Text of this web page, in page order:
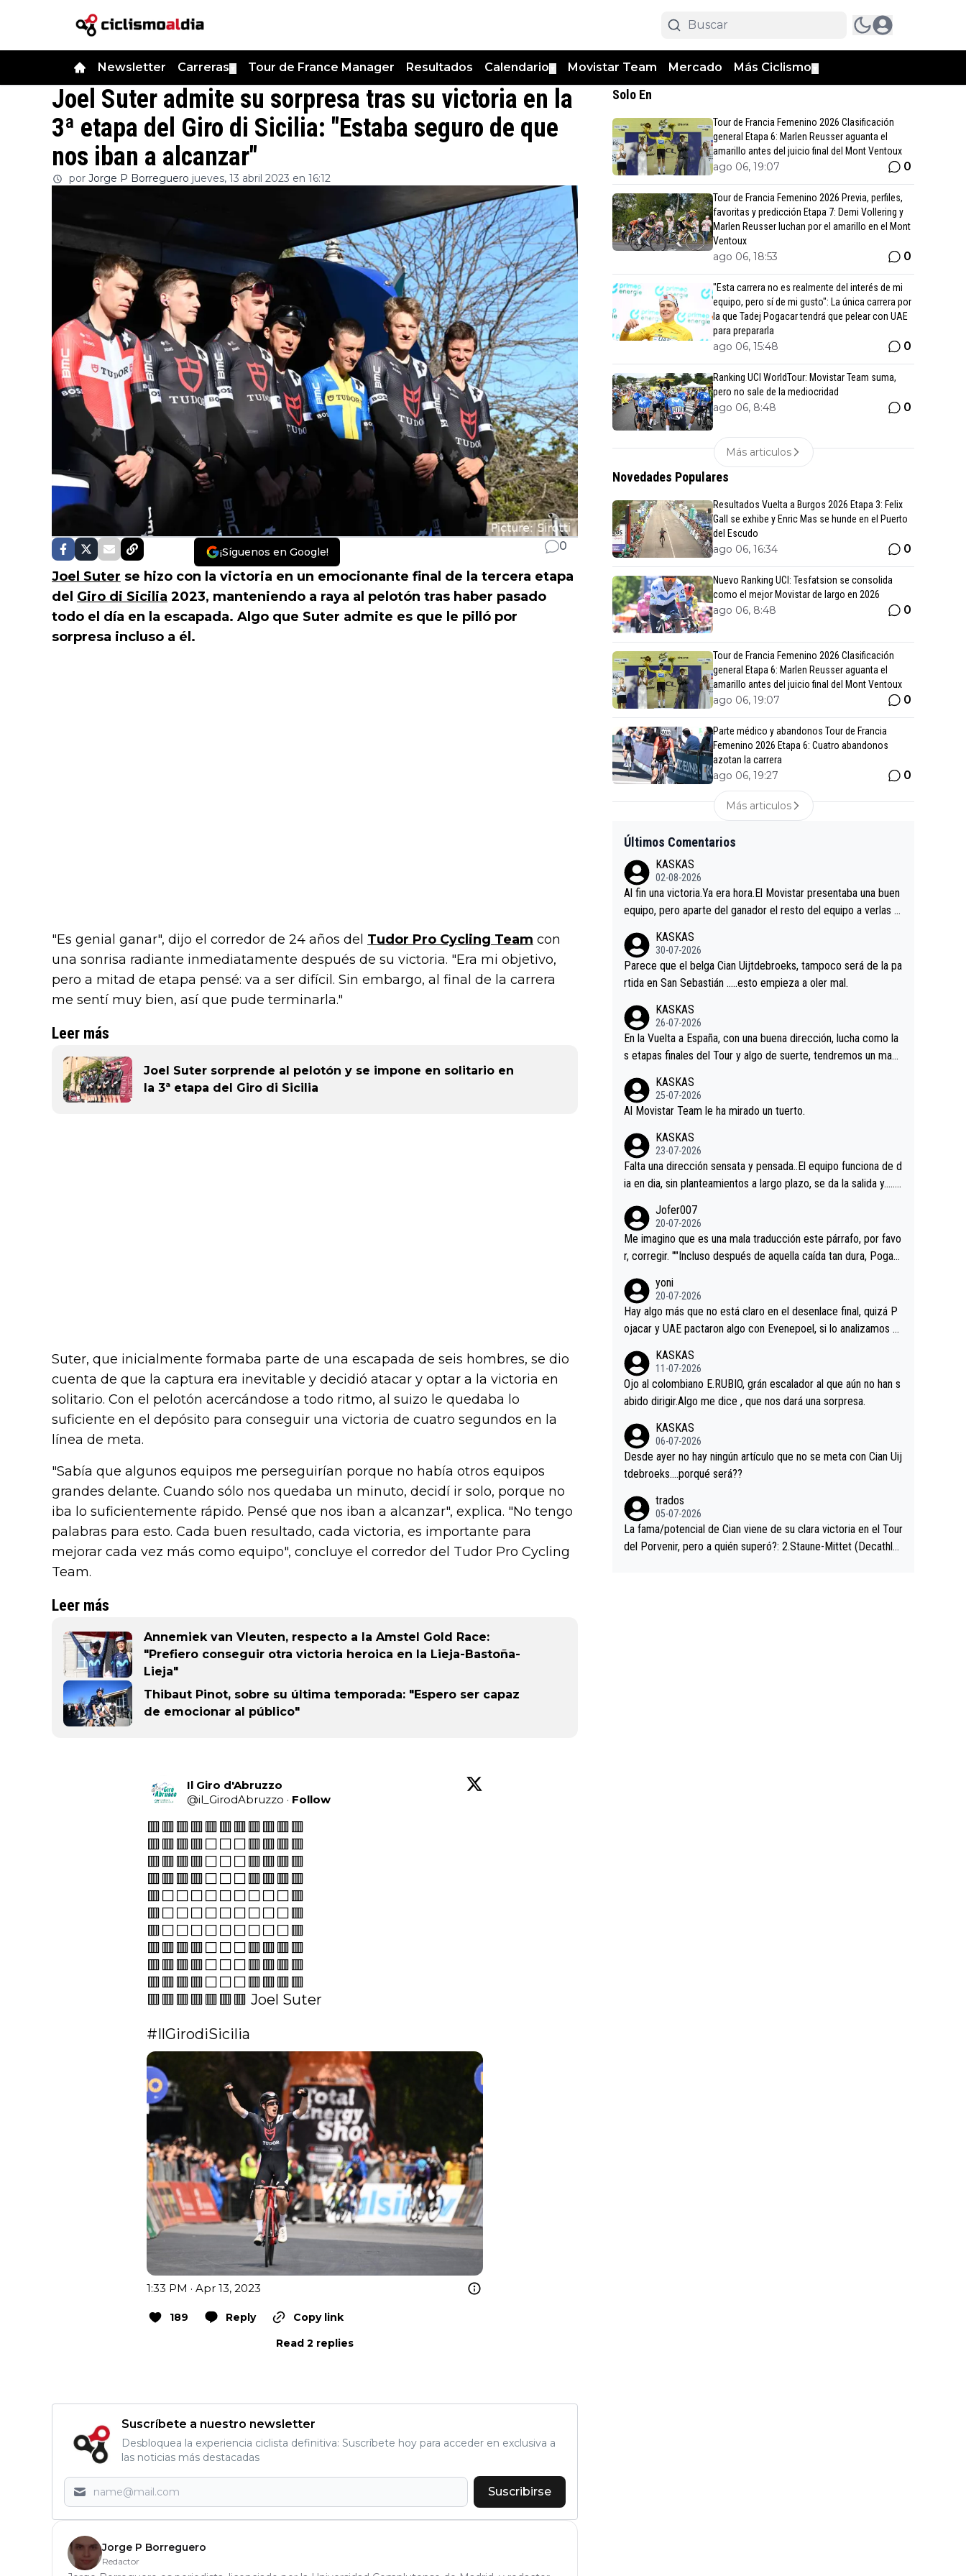
Newsletter Carreras Tour de France Manager Resultados Calendario Movistar Team Mercado Más Ciclismo
Joel Suter admite su sorpresa tras su victoria en la
3ª etapa del Giro di Sicilia: "Estaba seguro de que
nos iban a alcanzar"
por Jorge P Borreguero jueves, 13 abril 2023 en 16:12
¡Síguenos en Google! 0
Joel Suter se hizo con la victoria en un emocionante final de la tercera etapa
del Giro di Sicilia 2023, manteniendo a raya al pelotón tras haber pasado
todo el día en la escapada. Algo que Suter admite es que le pilló por
sorpresa incluso a él.
"Es genial ganar", dijo el corredor de 24 años del Tudor Pro Cycling Team con
una sonrisa radiante inmediatamente después de su victoria. "Era mi objetivo,
pero a mitad de etapa pensé: va a ser difícil. Sin embargo, al final de la carrera
me sentí muy bien, así que pude terminarla."
Leer más
Joel Suter sorprende al pelotón y se impone en solitario en
la 3ª etapa del Giro di Sicilia
Suter, que inicialmente formaba parte de una escapada de seis hombres, se dio
cuenta de que la captura era inevitable y decidió atacar y optar a la victoria en
solitario. Con el pelotón acercándose a todo ritmo, al suizo le quedaba lo
suficiente en el depósito para conseguir una victoria de cuatro segundos en la
línea de meta.
"Sabía que algunos equipos me perseguirían porque no había otros equipos
grandes delante. Cuando sólo nos quedaba un minuto, decidí ir solo, porque no
iba lo suficientemente rápido. Pensé que nos iban a alcanzar", explica. "No tengo
palabras para esto. Cada buen resultado, cada victoria, es importante para
mejorar cada vez más como equipo", concluye el corredor del Tudor Pro Cycling
Team.
Leer más
Annemiek van Vleuten, respecto a la Amstel Gold Race:
"Prefiero conseguir otra victoria heroica en la Lieja-Bastoña-
Lieja"
Thibaut Pinot, sobre su última temporada: "Espero ser capaz
de emocionar al público"
Il Giro d'Abruzzo
@il_GirodAbruzzo · Follow
🟥🟥🟥🟥🟥🟥🟥🟥🟥🟥🟥
🟥🟥🟥🟥⬜️⬜️⬜️🟥🟥🟥🟥
🟥🟥🟥🟥⬜️⬜️⬜️🟥🟥🟥🟥
🟥🟥🟥🟥⬜️⬜️⬜️🟥🟥🟥🟥
🟥⬜️⬜️⬜️⬜️⬜️⬜️⬜️⬜️⬜️🟥
🟥⬜️⬜️⬜️⬜️⬜️⬜️⬜️⬜️⬜️🟥
🟥⬜️⬜️⬜️⬜️⬜️⬜️⬜️⬜️⬜️🟥
🟥🟥🟥🟥⬜️⬜️⬜️🟥🟥🟥🟥
🟥🟥🟥🟥⬜️⬜️⬜️🟥🟥🟥🟥
🟥🟥🟥🟥⬜️⬜️⬜️🟥🟥🟥🟥
🟥🟥🟥🟥🟥🟥🟥 Joel Suter
#IlGirodiSicilia
1:33 PM · Apr 13, 2023
189 Reply
Copy link
Read 2 replies
Suscríbete a nuestro newsletter
Desbloquea la experiencia ciclista definitiva: Suscríbete hoy para acceder en exclusiva a
las noticias más destacadas
Suscribirse
Jorge P Borreguero
Redactor
Solo En
Tour de Francia Femenino 2026 Clasificación
general Etapa 6: Marlen Reusser aguanta el
amarillo antes del juicio final del Mont Ventoux
ago 06, 19:07 0
Tour de Francia Femenino 2026 Previa, perfiles,
favoritas y predicción Etapa 7: Demi Vollering y
Marlen Reusser luchan por el amarillo en el Mont
Ventoux
ago 06, 18:53 0
"Esta carrera no es realmente del interés de mi
equipo, pero sí de mi gusto": La única carrera por
la que Tadej Pogacar tendrá que pelear con UAE
para prepararla
ago 06, 15:48 0
Ranking UCI WorldTour: Movistar Team suma,
pero no sale de la mediocridad
ago 06, 8:48 0
Más articulos
Novedades Populares
Resultados Vuelta a Burgos 2026 Etapa 3: Felix
Gall se exhibe y Enric Mas se hunde en el Puerto
del Escudo
ago 06, 16:34 0
Nuevo Ranking UCI: Tesfatsion se consolida
como el mejor Movistar de largo en 2026
ago 06, 8:48 0
Tour de Francia Femenino 2026 Clasificación
general Etapa 6: Marlen Reusser aguanta el
amarillo antes del juicio final del Mont Ventoux
ago 06, 19:07 0
Parte médico y abandonos Tour de Francia
Femenino 2026 Etapa 6: Cuatro abandonos
azotan la carrera
ago 06, 19:27 0
Más articulos
Últimos Comentarios
KASKAS
02-08-2026
Al fin una victoria.Ya era hora.El Movistar presentaba una buen
equipo, pero aparte del ganador el resto del equipo a verlas v
es.La única buena noticia es la mejoría de Enric Más en San S
ebastian.Si en la Vuelta a Burgos sigue la mejoría, podríamos t
ener alguna sorpresa en la Vuelta.Ojalá.
KASKAS
30-07-2026
Parece que el belga Cian Uijtdebroeks, tampoco será de la pa
rtida en San Sebastián …..esto empieza a oler mal.
KASKAS
26-07-2026
En la Vuelta a España, con una buena dirección, lucha como la
s etapas finales del Tour y algo de suerte, tendremos un magn
KASKAS
25-07-2026
Al Movistar Team le ha mirado un tuerto.
KASKAS
23-07-2026
Falta una dirección sensata y pensada..El equipo funciona de d
ia en dia, sin planteamientos a largo plazo, se da la salida y…..v
a, Minguez, Velez etc etc.Me da pena vivir estos momentos t
an tristes sin victorias.
Jofer007
20-07-2026
Me imagino que es una mala traducción este párrafo, por favo
r, corregir. ""Incluso después de aquella caída tan dura, Pogac
rd permaneció pegado a su rueda. Parecía increíble la forma
en la que era capaz de controlar el miedo", recordó."
yoni
20-07-2026
Hay algo más que no está claro en el desenlace final, quizá P
ojacar y UAE pactaron algo con Evenepoel, si lo analizamos P
casi sin pedalear, luego está el saludo con Evenepoel dándose
la mano de una manera muy fraternal, más allá de los típicos t
oques en el hombro con que saludaba a Vingegard. Ahí hubo u
o aprieta, a ver si por querer poner a Del Toro con calzador e
n posición de podio UAE y Pojacar se van complicar el tour.
KASKAS
11-07-2026
Ojo al colombiano E.RUBIO, grán escalador al que aún no han s
abido dirigir.Algo me dice , que nos dará una sorpresa.
KASKAS
06-07-2026
Desde ayer no hay ningún artículo que no se meta con Cian Uij
tdebroeks….porqué será??
trados
05-07-2026
La fama/potencial de Cian viene de su clara victoria en el Tour
del Porvenir, pero a quién superó?: 2.Staune-Mittet (Decathlo